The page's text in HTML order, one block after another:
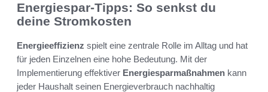
Energiespar-Tipps: So senkst du
deine Stromkosten
Energieeffizienz spielt eine zentrale Rolle im Alltag und hat
für jeden Einzelnen eine hohe Bedeutung. Mit der
Implementierung effektiver Energiesparmaßnahmen kann
jeder Haushalt seinen Energieverbrauch nachhaltig